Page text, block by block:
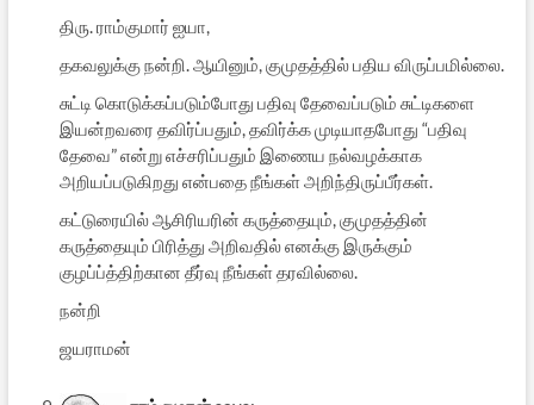
திரு. ராம்குமார் ஐயா,
தகவலுக்கு நன்றி. ஆயினும், குமுதத்தில் பதிய விருப்பமில்லை.
சுட்டி கொடுக்கப்படும்போது பதிவு தேவைப்படும் சுட்டிகளை
இயன்றவரை தவிர்ப்பதும், தவிர்க்க முடியாதபோது “பதிவு
தேவை” என்று எச்சரிப்பதும் இணைய நல்வழக்காக
அறியப்படுகிறது என்பதை நீங்கள் அறிந்திருப்பீர்கள்.
கட்டுரையில் ஆசிரியரின் கருத்தையும், குமுதத்தின்
கருத்தையும் பிரித்து அறிவதில் எனக்கு இருக்கும்
குழப்ப்த்திற்கான தீர்வு நீங்கள் தரவில்லை.
நன்றி
ஜயராமன்